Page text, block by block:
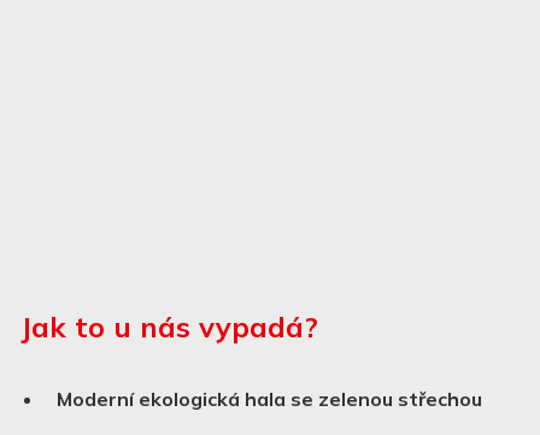
Jak to u nás vypadá?
Moderní ekologická hala se zelenou střechou